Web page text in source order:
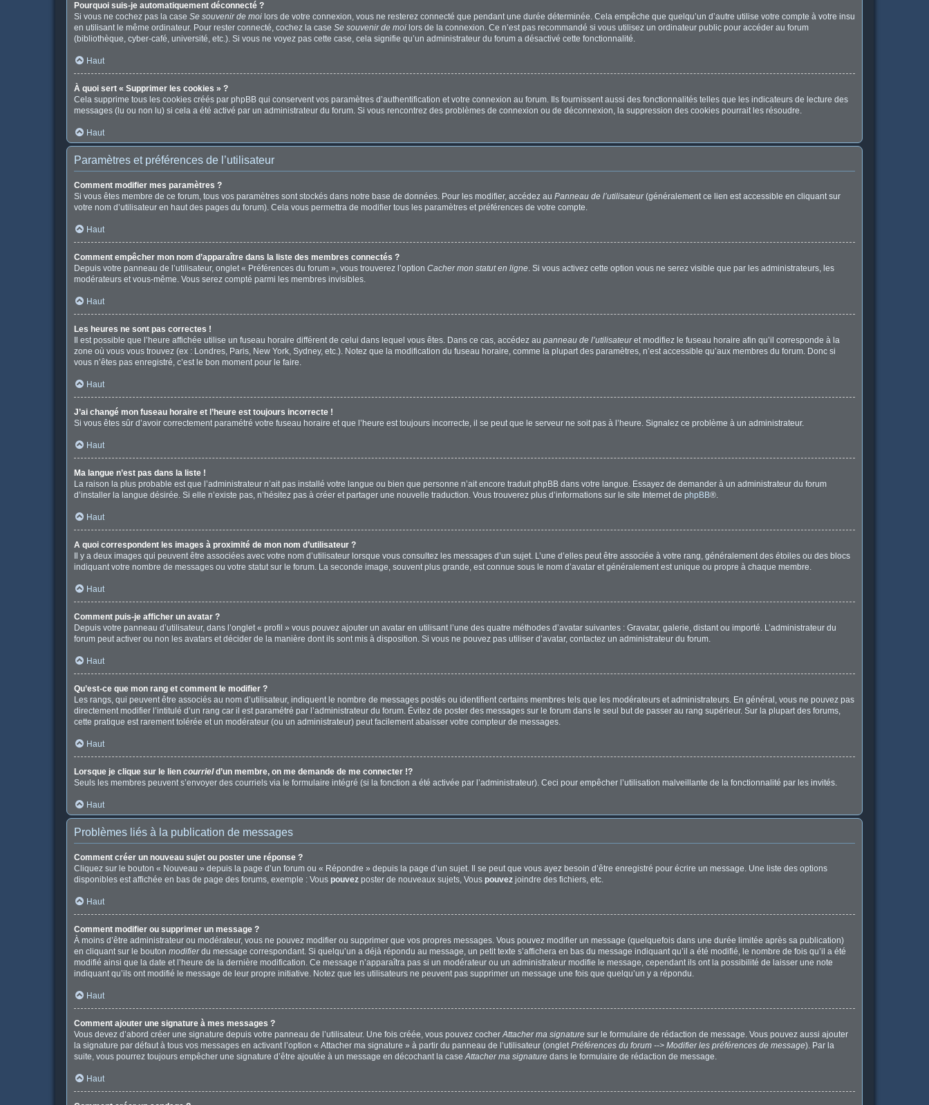
Pourquoi suis-je automatiquement déconnecté ?
Si vous ne cochez pas la case Se souvenir de moi lors de votre connexion, vous ne resterez connecté que pendant une durée déterminée. Cela empêche que quelqu’un d’autre utilise votre compte à votre insu
en utilisant le même ordinateur. Pour rester connecté, cochez la case Se souvenir de moi lors de la connexion. Ce n’est pas recommandé si vous utilisez un ordinateur public pour accéder au forum
(bibliothèque, cyber-café, université, etc.). Si vous ne voyez pas cette case, cela signifie qu’un administrateur du forum a désactivé cette fonctionnalité.
Haut
À quoi sert « Supprimer les cookies » ?
Cela supprime tous les cookies créés par phpBB qui conservent vos paramètres d’authentification et votre connexion au forum. Ils fournissent aussi des fonctionnalités telles que les indicateurs de lecture des
messages (lu ou non lu) si cela a été activé par un administrateur du forum. Si vous rencontrez des problèmes de connexion ou de déconnexion, la suppression des cookies pourrait les résoudre.
Haut
Paramètres et préférences de l’utilisateur
Comment modifier mes paramètres ?
Si vous êtes membre de ce forum, tous vos paramètres sont stockés dans notre base de données. Pour les modifier, accédez au Panneau de l’utilisateur(généralement ce lien est accessible en cliquant sur
votre nom d’utilisateur en haut des pages du forum). Cela vous permettra de modifier tous les paramètres et préférences de votre compte.
Haut
Comment empêcher mon nom d’apparaître dans la liste des membres connectés ?
Depuis votre panneau de l’utilisateur, onglet « Préférences du forum », vous trouverez l’option Cacher mon statut en ligne. Si vous activez cette option vous ne serez visible que par les administrateurs, les
modérateurs et vous-même. Vous serez compté parmi les membres invisibles.
Haut
Les heures ne sont pas correctes !
Il est possible que l’heure affichée utilise un fuseau horaire différent de celui dans lequel vous êtes. Dans ce cas, accédez au panneau de l’utilisateuret modifiez le fuseau horaire afin qu’il corresponde à la
zone où vous vous trouvez (ex : Londres, Paris, New York, Sydney, etc.). Notez que la modification du fuseau horaire, comme la plupart des paramètres, n’est accessible qu’aux membres du forum. Donc si
vous n’êtes pas enregistré, c’est le bon moment pour le faire.
Haut
J’ai changé mon fuseau horaire et l’heure est toujours incorrecte !
Si vous êtes sûr d’avoir correctement paramétré votre fuseau horaire et que l’heure est toujours incorrecte, il se peut que le serveur ne soit pas à l’heure. Signalez ce problème à un administrateur.
Haut
Ma langue n’est pas dans la liste !
La raison la plus probable est que l’administrateur n’ait pas installé votre langue ou bien que personne n’ait encore traduit phpBB dans votre langue. Essayez de demander à un administrateur du forum
d’installer la langue désirée. Si elle n’existe pas, n’hésitez pas à créer et partager une nouvelle traduction. Vous trouverez plus d’informations sur le site Internet de phpBB®.
Haut
A quoi correspondent les images à proximité de mon nom d’utilisateur ?
Il y a deux images qui peuvent être associées avec votre nom d’utilisateur lorsque vous consultez les messages d’un sujet. L’une d’elles peut être associée à votre rang, généralement des étoiles ou des blocs
indiquant votre nombre de messages ou votre statut sur le forum. La seconde image, souvent plus grande, est connue sous le nom d’avatar et généralement est unique ou propre à chaque membre.
Haut
Comment puis-je afficher un avatar ?
Depuis votre panneau d’utilisateur, dans l’onglet « profil » vous pouvez ajouter un avatar en utilisant l’une des quatre méthodes d’avatar suivantes : Gravatar, galerie, distant ou importé. L’administrateur du
forum peut activer ou non les avatars et décider de la manière dont ils sont mis à disposition. Si vous ne pouvez pas utiliser d’avatar, contactez un administrateur du forum.
Haut
Qu’est-ce que mon rang et comment le modifier ?
Les rangs, qui peuvent être associés au nom d’utilisateur, indiquent le nombre de messages postés ou identifient certains membres tels que les modérateurs et administrateurs. En général, vous ne pouvez pas
directement modifier l’intitulé d’un rang car il est paramétré par l’administrateur du forum. Évitez de poster des messages sur le forum dans le seul but de passer au rang supérieur. Sur la plupart des forums,
cette pratique est rarement tolérée et un modérateur (ou un administrateur) peut facilement abaisser votre compteur de messages.
Haut
Lorsque je clique sur le lien courrield’un membre, on me demande de me connecter !?
Seuls les membres peuvent s’envoyer des courriels via le formulaire intégré (si la fonction a été activée par l’administrateur). Ceci pour empêcher l’utilisation malveillante de la fonctionnalité par les invités.
Haut
Problèmes liés à la publication de messages
Comment créer un nouveau sujet ou poster une réponse ?
Cliquez sur le bouton « Nouveau » depuis la page d’un forum ou « Répondre » depuis la page d’un sujet. Il se peut que vous ayez besoin d’être enregistré pour écrire un message. Une liste des options
disponibles est affichée en bas de page des forums, exemple : Vous pouvez poster de nouveaux sujets, Vous pouvez joindre des fichiers, etc.
Haut
Comment modifier ou supprimer un message ?
À moins d’être administrateur ou modérateur, vous ne pouvez modifier ou supprimer que vos propres messages. Vous pouvez modifier un message (quelquefois dans une durée limitée après sa publication)
en cliquant sur le bouton modifierdu message correspondant. Si quelqu’un a déjà répondu au message, un petit texte s’affichera en bas du message indiquant qu’il a été modifié, le nombre de fois qu’il a été
modifié ainsi que la date et l’heure de la dernière modification. Ce message n’apparaîtra pas si un modérateur ou un administrateur modifie le message, cependant ils ont la possibilité de laisser une note
indiquant qu’ils ont modifié le message de leur propre initiative. Notez que les utilisateurs ne peuvent pas supprimer un message une fois que quelqu’un y a répondu.
Haut
Comment ajouter une signature à mes messages ?
Vous devez d’abord créer une signature depuis votre panneau de l’utilisateur. Une fois créée, vous pouvez cocherAttacher ma signature sur le formulaire de rédaction de message. Vous pouvez aussi ajouter
la signature par défaut à tous vos messages en activant l’option « Attacher ma signature » à partir du panneau de l’utilisateur (ongletPréférences du forum --> Modifier les préférences de message). Par la
suite, vous pourrez toujours empêcher une signature d’être ajoutée à un message en décochant la caseAttacher ma signature dans le formulaire de rédaction de message.
Haut